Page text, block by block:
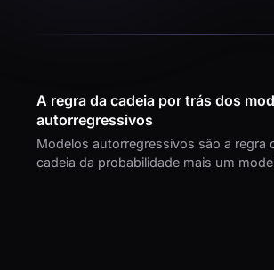
A regra da cadeia por trás dos
autorregressivos
Modelos autorregressivos são a regra
cadeia da probabilidade mais um